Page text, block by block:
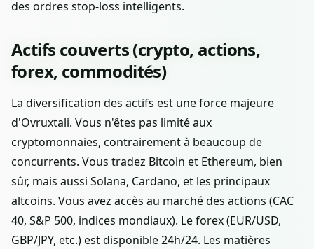
des ordres stop-loss intelligents.
Actifs couverts (crypto, actions,
forex, commodités)
La diversification des actifs est une force majeure
d'Ovruxtali. Vous n'êtes pas limité aux
cryptomonnaies, contrairement à beaucoup de
concurrents. Vous tradez Bitcoin et Ethereum, bien
sûr, mais aussi Solana, Cardano, et les principaux
altcoins. Vous avez accès au marché des actions (CAC
40, S&P 500, indices mondiaux). Le forex (EUR/USD,
GBP/JPY, etc.) est disponible 24h/24. Les matières